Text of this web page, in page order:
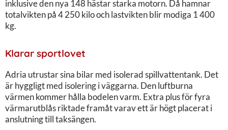
inklusive den nya 148 hästar starka motorn. Då hamnar
totalvikten på 4 250 kilo och lastvikten blir modiga 1 400
kg.
Klarar sportlovet
Adria utrustar sina bilar med isolerad spillvattentank. Det
är hyggligt med isolering i väggarna. Den luftburna
värmen kommer hålla bodelen varm. Extra plus för fyra
värmarutblås riktade framåt varav ett är högt placerat i
anslutning till taksängen.